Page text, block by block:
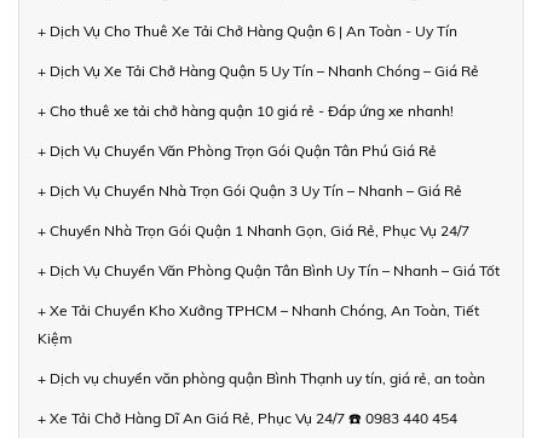
+ Dịch Vụ Cho Thuê Xe Tải Chở Hàng Quận 6 | An Toàn - Uy Tín
+ Dịch Vụ Xe Tải Chở Hàng Quận 5 Uy Tín – Nhanh Chóng – Giá Rẻ
+ Cho thuê xe tải chở hàng quận 10 giá rẻ - Đáp ứng xe nhanh!
+ Dịch Vụ Chuyển Văn Phòng Trọn Gói Quận Tân Phú Giá Rẻ
+ Dịch Vụ Chuyển Nhà Trọn Gói Quận 3 Uy Tín – Nhanh – Giá Rẻ
+ Chuyển Nhà Trọn Gói Quận 1 Nhanh Gọn, Giá Rẻ, Phục Vụ 24/7
+ Dịch Vụ Chuyển Văn Phòng Quận Tân Bình Uy Tín – Nhanh – Giá Tốt
+ Xe Tải Chuyển Kho Xưởng TPHCM – Nhanh Chóng, An Toàn, Tiết
Kiệm
+ Dịch vụ chuyển văn phòng quận Bình Thạnh uy tín, giá rẻ, an toàn
+ Xe Tải Chở Hàng Dĩ An Giá Rẻ, Phục Vụ 24/7 ☎️ 0983 440 454